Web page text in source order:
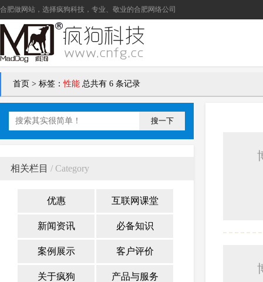
合肥做网站 ，选择疯狗科技，专业、敬业的合肥网络公司
首页 > 标签：性能 总共有 6 条记录
搜一下
相关栏目 / Category
优惠 互联网课堂
新闻资讯 必备知识
案例展示 客户评价
关于疯狗 产品与服务